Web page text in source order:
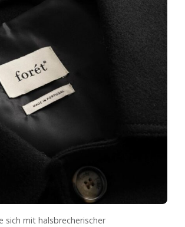
sich mit halsbrecherischer